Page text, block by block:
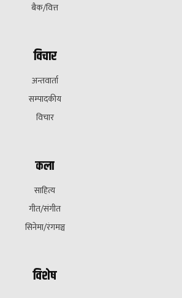
बैक/वित्त
विचार
अन्तवार्ता
सम्पादकीय
विचार
कला
साहित्य
गीत/संगीत
सिनेमा/रंगमञ्च
विशेष